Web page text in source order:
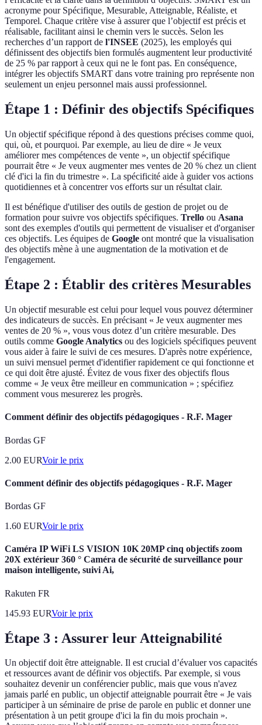
acronyme pour Spécifique, Mesurable, Atteignable, Réaliste, et
Temporel. Chaque critère vise à assurer que l’objectif est précis et
réalisable, facilitant ainsi le chemin vers le succès. Selon les
recherches d’un rapport de l'INSEE (2025), les employés qui
définissent des objectifs bien formulés augmentent leur productivité
de 25 % par rapport à ceux qui ne le font pas. En conséquence,
intégrer les objectifs SMART dans votre training pro représente non
seulement un enjeu personnel mais aussi professionnel.
Étape 1 : Définir des objectifs Spécifiques
Un objectif spécifique répond à des questions précises comme quoi,
qui, où, et pourquoi. Par exemple, au lieu de dire « Je veux
améliorer mes compétences de vente », un objectif spécifique
pourrait être « Je veux augmenter mes ventes de 20 % chez un client
clé d'ici la fin du trimestre ». La spécificité aide à guider vos actions
quotidiennes et à concentrer vos efforts sur un résultat clair.
Il est bénéfique d'utiliser des outils de gestion de projet ou de
formation pour suivre vos objectifs spécifiques. Trello ou Asana
sont des exemples d'outils qui permettent de visualiser et d'organiser
ces objectifs. Les équipes de Google ont montré que la visualisation
des objectifs mène à une augmentation de la motivation et de
l'engagement.
Étape 2 : Établir des critères Mesurables
Un objectif mesurable est celui pour lequel vous pouvez déterminer
des indicateurs de succès. En précisant « Je veux augmenter mes
ventes de 20 % », vous vous dotez d’un critère mesurable. Des
outils comme Google Analytics ou des logiciels spécifiques peuvent
vous aider à faire le suivi de ces mesures. D'après notre expérience,
un suivi mensuel permet d'identifier rapidement ce qui fonctionne et
ce qui doit être ajusté. Évitez de vous fixer des objectifs flous
comme « Je veux être meilleur en communication » ; spécifiez
comment vous mesurerez les progrès.
Comment définir des objectifs pédagogiques - R.F. Mager
Bordas GF
2.00 EURVoir le prix
Comment définir des objectifs pédagogiques - R.F. Mager
Bordas GF
1.60 EURVoir le prix
Caméra IP WiFi LS VISION 10K 20MP cinq objectifs zoom
20X extérieur 360 ° Caméra de sécurité de surveillance pour
maison intelligente, suivi Ai,
Rakuten FR
145.93 EURVoir le prix
Étape 3 : Assurer leur Atteignabilité
Un objectif doit être atteignable. Il est crucial d’évaluer vos capacités
et ressources avant de définir vos objectifs. Par exemple, si vous
souhaitez devenir un conférencier public, mais que vous n'avez
jamais parlé en public, un objectif atteignable pourrait être « Je vais
participer à un séminaire de prise de parole en public et donner une
présentation à un petit groupe d'ici la fin du mois prochain ».